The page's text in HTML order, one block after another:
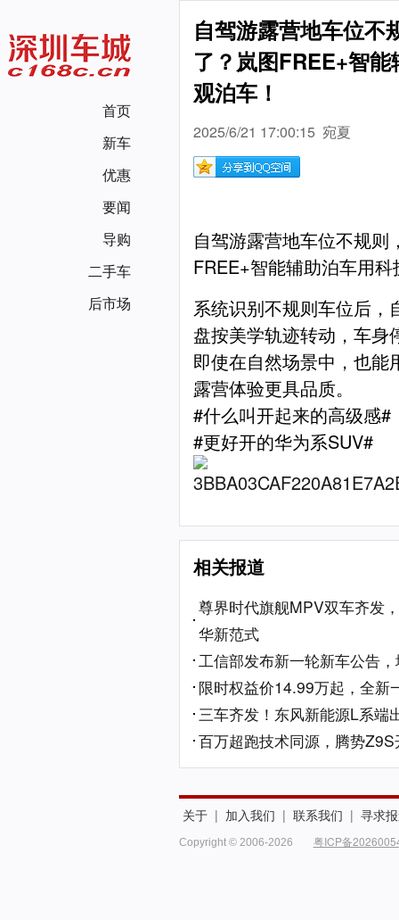
首页
新车
优惠
要闻
导购
二手车
后市场
自驾游露营地车位不
了？岚图FREE+智
观泊车！
2025/6/21 17:00:15 宛夏
自驾游露营地车位不规
FREE+智能辅助泊车用
系统识别不规则车位后，
盘按美学轨迹转动，车身
即使在自然场景中，也能
露营体验更具品质。
#什么叫开起来的高级感#
#更好开的华为系SUV#
相关报道
尊界时代旗舰MPV双车齐发
华新范式
工信部发布新一轮新车公告
限时权益价14.99万起，全
三车齐发！东风新能源L系端
百万超跑技术同源，腾势
关于 | 加入我们 | 联系我们 | 寻求
Copyright © 2006-2026 粤ICP备